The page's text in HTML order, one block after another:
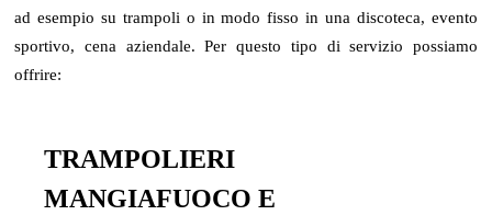
ad esempio su trampoli o in modo fisso in una discoteca, evento
sportivo, cena aziendale. Per questo tipo di servizio possiamo
offrire:
TRAMPOLIERI
MANGIAFUOCO E